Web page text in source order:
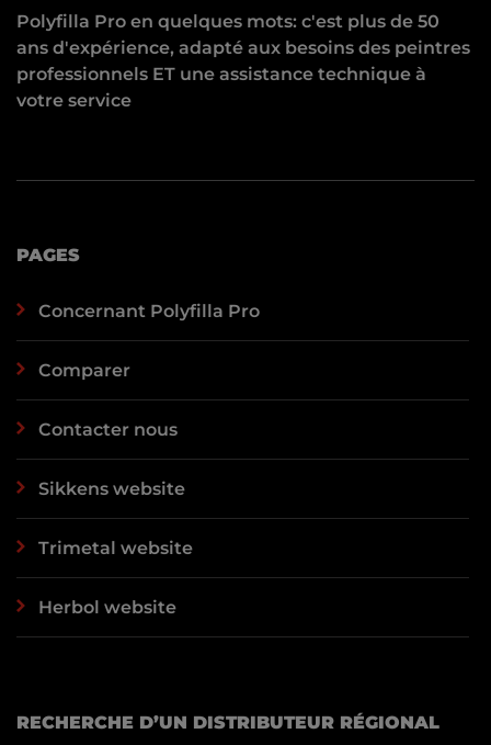
Polyfilla Pro en quelques mots: c'est plus de 50
ans d'expérience, adapté aux besoins des peintres
professionnels ET une assistance technique à
votre service
PAGES
Concernant Polyfilla Pro
Comparer
Contacter nous
Sikkens website
Trimetal website
Herbol website
RECHERCHE D’UN DISTRIBUTEUR RÉGIONAL